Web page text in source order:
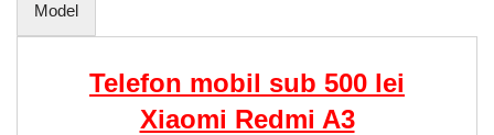
Model
Telefon mobil sub 500 lei
Xiaomi Redmi A3